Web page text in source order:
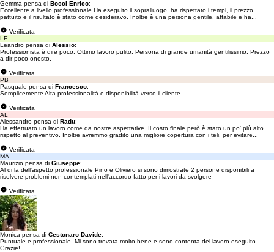
Gemma pensa di Bocci Enrico:
Eccellente a livello professionale Ha eseguito il sopralluogo, ha rispettato i tempi, il prezzo
pattuito e il risultato è stato come desideravo. Inoltre è una persona gentile, affabile e ha...
Verificata
LE
Leandro pensa di Alessio:
Professionista è dire poco. Ottimo lavoro pulito. Persona di grande umanità gentilissimo. Prezzo
a dir poco onesto.
Verificata
PB
Pasquale pensa di Francesco:
Semplicemente Alta professionalità e disponibilità verso il cliente.
Verificata
AL
Alessandro pensa di Radu:
Ha effettuato un lavoro come da nostre aspettative. Il costo finale però è stato un po' più alto
rispetto al preventivo. Inoltre avremmo gradito una migliore copertura con i teli, per evitare...
Verificata
MA
Maurizio pensa di Giuseppe:
Al di la dell'aspetto professionale Pino e Oliviero si sono dimostrate 2 persone disponibili a
risolvere problemi non contemplati nell'accordo fatto per i lavori da svolgere
Verificata
Monica pensa di Cestonaro Davide:
Puntuale e professionale. Mi sono trovata molto bene e sono contenta del lavoro eseguito.
Grazie!